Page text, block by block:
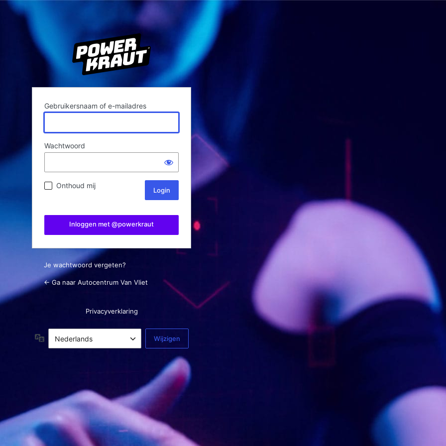
Gebruikersnaam of e-mailadres
Wachtwoord
Onthoud mij
Inloggen met @powerkraut
Je wachtwoord vergeten?
← Ga naar Autocentrum Van Vliet
Privacyverklaring
Taal